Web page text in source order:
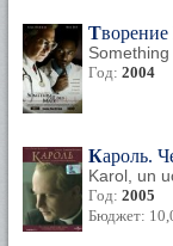
Год: 2004
Кароль.
Karol, un
Год: 2005
Бюджет: